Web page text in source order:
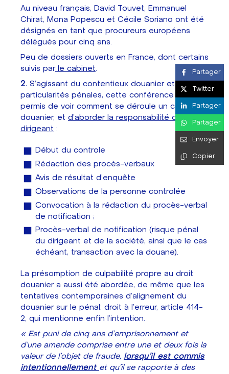
Au niveau français, David Touvet, Emmanuel
Chirat, Mona Popescu et Cécile Soriano ont été
désignés en tant que procureurs européens
délégués pour cinq ans.
Peu de dossiers ouverts en France, dont certains
suivis parle cabinet.
2. S’agissant du contentieux douanier et ses
particularités pénales, cette conférence nous a
permis de voir comment se déroule un contrôle
douanier, et d’aborder la responsabilité du
dirigeant :
Début du contrôle
Rédaction des procès-verbaux
Avis de résultat d’enquête
Observations de la personne contrôlée
Convocation à la rédaction du procès-verbal
de notification ;
Procès-verbal de notification (risque pénal
du dirigeant et de la société, ainsi que le cas
échéant, transaction avec la douane).
La présomption de culpabilité propre au droit
douanier a aussi été abordée, de même que les
tentatives contemporaines d’alignement du
douanier sur le pénal: droit à l’erreur, article 414-
2, qui mentionne enfin l’intention.
« Est puni de cinq ans d'emprisonnement et
d'une amende comprise entre une et deux fois la
valeur de l'objet de fraude, lorsqu'il est commis
intentionnellement et qu'il se rapporte à des
Partager
Twitter
Partager
Partager
Envoyer
Copier